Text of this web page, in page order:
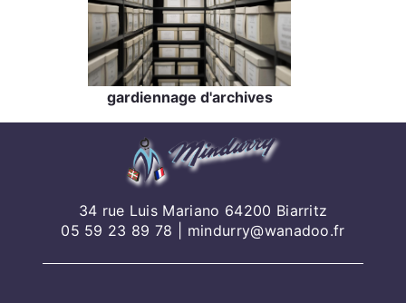
gardiennage d'archives
34 rue Luis Mariano 64200 Biarritz
05 59 23 89 78
mindurry@wanadoo.fr